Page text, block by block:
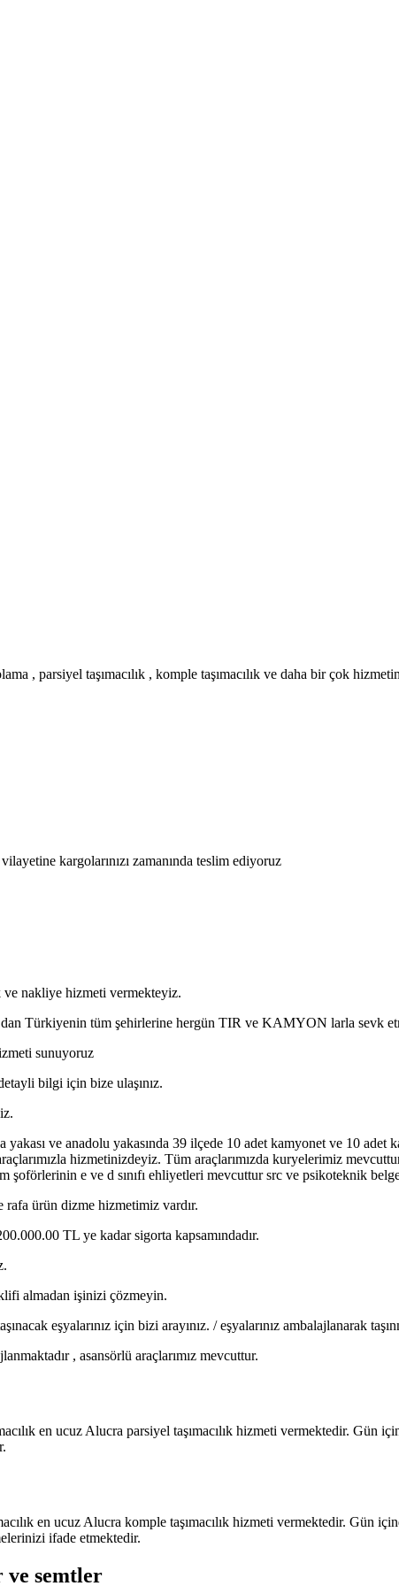
, parsiyel taşımacılık , komple taşımacılık ve daha bir çok
kargolarınızı zamanında teslim ediyoruz
ve nakliye hizmeti vermekteyiz.
Türkiyenin tüm şehirlerine hergün TIR ve KAMYON larla sevk
sunuyoruz
bilgi için bize ulaşınız.
ve anadolu yakasında 39 ilçede 10 adet kamyonet ve 10
hizmetinizdeyiz. Tüm araçlarımızda kuryelerimiz
şoförlerinin e ve d sınıfı ehliyetleri mevcuttur src ve psikoteknik
rafa ürün dizme hizmetimiz vardır.
TL ye kadar sigorta kapsamındadır.
almadan işinizi çözmeyin.
eşyalarınız için bizi arayınız. / eşyalarınız ambalajlanarak
, asansörlü araçlarımız mevcuttur.
en ucuz Alucra parsiyel taşımacılık hizmeti vermektedir. Gün
en ucuz Alucra komple taşımacılık hizmeti vermektedir. Gün
ifade etmektedir.
ve semtler